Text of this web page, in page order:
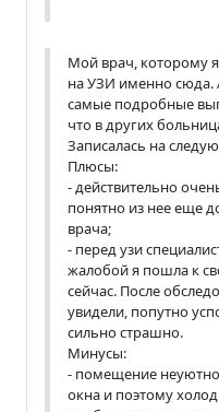
Мой врач, которому
на УЗИ именно сюда.
самые подробные
что в других
Записалась на
Плюсы:
- действительно
понятно из нее еще
врача;
- перед узи
жалобой я пошла к
сейчас. После
увидели, попутно
сильно страшно.
Минусы:
- помещение
окна и поэтому